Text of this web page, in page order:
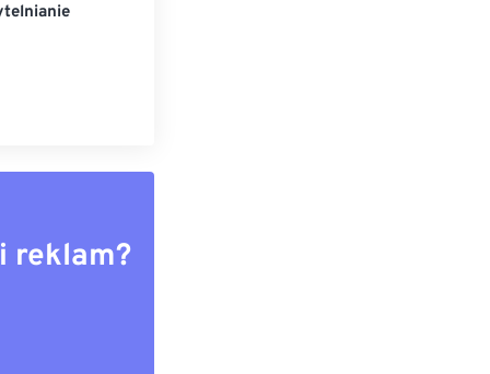
reklam?